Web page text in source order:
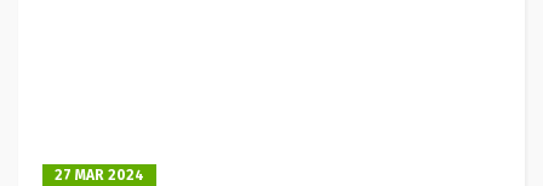
27 MAR 2024